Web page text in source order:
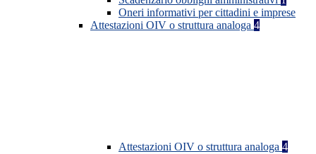
Oneri informativi per cittadini e imprese
Attestazioni OIV o struttura analoga 4
Attestazioni OIV o struttura analoga 4